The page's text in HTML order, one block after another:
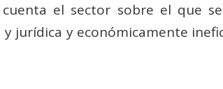
el sector sobre el que
jurídica y económicamente